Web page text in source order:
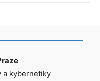
a kybernetiky